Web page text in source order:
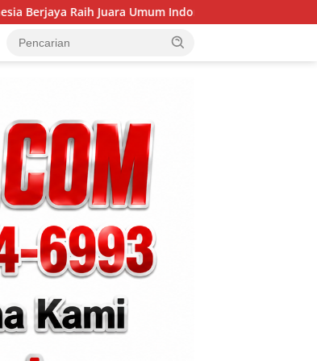
Indonesia Open 8th Asian Taekwondo Indonesia Open